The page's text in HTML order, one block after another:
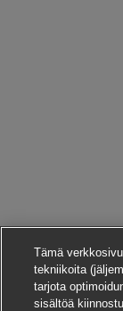
Tämä
tekniikoita
tarjota
sisältöä